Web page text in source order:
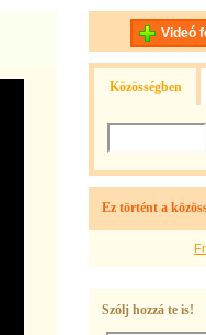
Videó
Közösségben
Ez történt a
Szólj hozzá te is!